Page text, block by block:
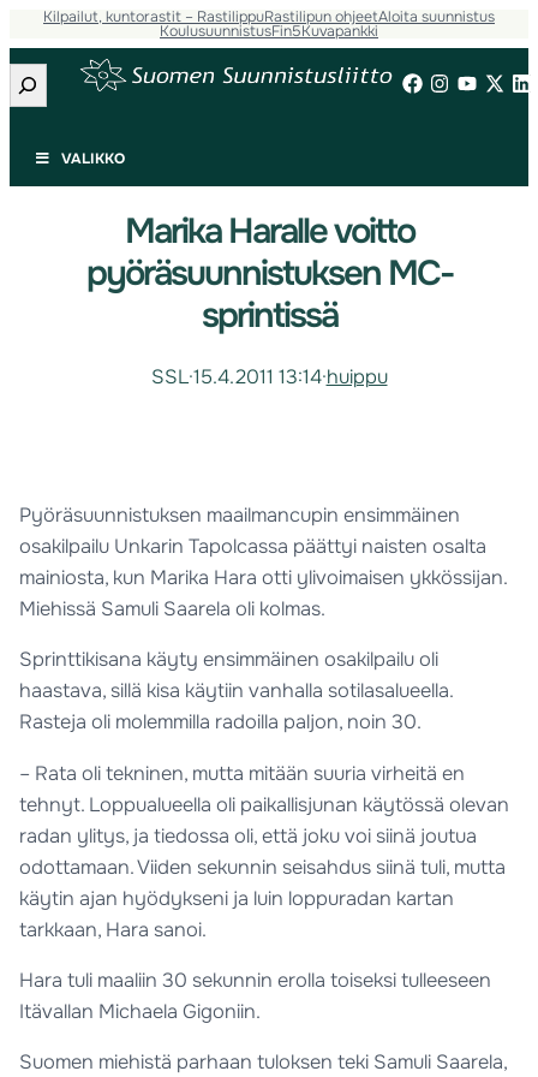
Kilpailut, kuntorastit – RastilippuRastilipun ohjeetAloita suunnistus
KoulusuunnistusFin5Kuvapankki
Etsi
VALIKKO
Marika Haralle voitto
pyöräsuunnistuksen MC-
sprintissä
SSL·15.4.2011 13:14·huippu
Pyöräsuunnistuksen maailmancupin ensimmäinen
osakilpailu Unkarin Tapolcassa päättyi naisten osalta
mainiosta, kun Marika Hara otti ylivoimaisen ykkössijan.
Miehissä Samuli Saarela oli kolmas.
Sprinttikisana käyty ensimmäinen osakilpailu oli
haastava, sillä kisa käytiin vanhalla sotilasalueella.
Rasteja oli molemmilla radoilla paljon, noin 30.
– Rata oli tekninen, mutta mitään suuria virheitä en
tehnyt. Loppualueella oli paikallisjunan käytössä olevan
radan ylitys, ja tiedossa oli, että joku voi siinä joutua
odottamaan. Viiden sekunnin seisahdus siinä tuli, mutta
käytin ajan hyödykseni ja luin loppuradan kartan
tarkkaan, Hara sanoi.
Hara tuli maaliin 30 sekunnin erolla toiseksi tulleeseen
Itävallan Michaela Gigoniin.
Suomen miehistä parhaan tuloksen teki Samuli Saarela,